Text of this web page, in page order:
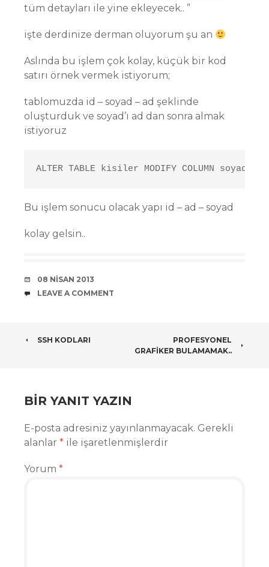
tüm detayları ile yine ekleyecek.. ”
işte derdinize derman oluyorum şu an
Aslında bu işlem çok kolay, küçük bir kod
satırı örnek vermek istiyorum;
tablomuzda id – soyad – ad şeklinde
oluşturduk ve soyad’ı ad dan sonra almak
istiyoruz
ALTER TABLE kisiler MODIFY COLUMN soyad
Bu işlem sonucu olacak yapı id – ad – soyad
kolay gelsin..
DATE
08 NISAN 2013
COMMENTS
LEAVE A COMMENT
POST
SSH KODLARI
PROFESYONEL
GRAFIKER BULAMAMAK..
BIR YANIT YAZIN
E-posta adresiniz yayınlanmayacak. Gerekli
alanlar * ile işaretlenmişlerdir
Yorum *